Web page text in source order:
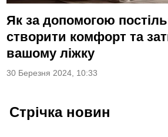
Як за допомогою
створити комфорт та
вашому ліжку
30 Березня 2024, 10:33
Стрічка новин